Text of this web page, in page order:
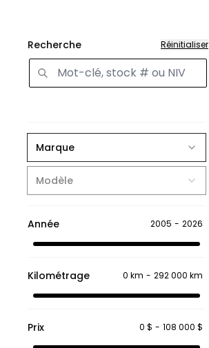
Recherche Réinitialiser
Marque
Modèle
Année 2005 - 2026
Kilométrage 0 km - 292 000 km
Prix 0 $ - 108 000 $